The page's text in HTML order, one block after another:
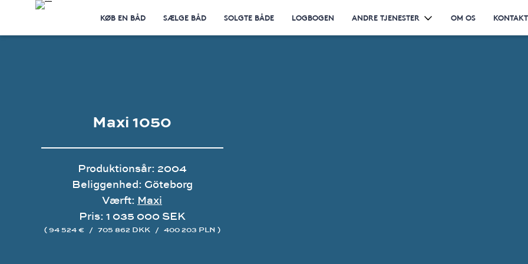
KØB EN BÅD SÆLGE BÅD SOLGTE BÅDE LOGBOGEN ANDRE TJENESTER OM OS
Maxi 1050
Produktionsår: 2004
Beliggenhed: Göteborg
Værft: Maxi
Pris: 1 035 000 SEK
( 94 524 € / 705 862 DKK / 400 203 PLN )